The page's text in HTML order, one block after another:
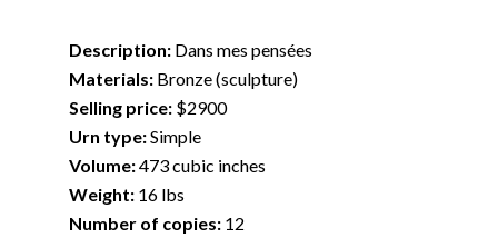
Description: Dans mes pensées
Materials: Bronze (sculpture)
Selling price: $2900
Urn type:Simple
Volume:473 cubic inches
Weight: 16 lbs
Number of copies: 12